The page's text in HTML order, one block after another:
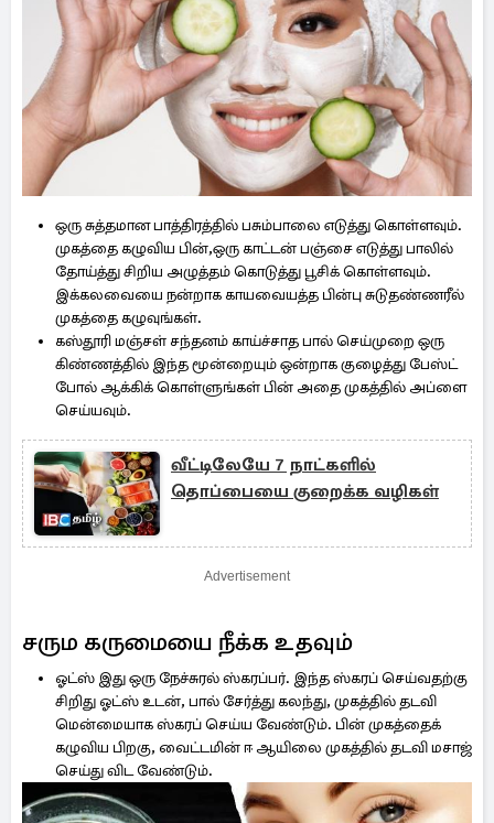
ஒரு சுத்தமான பாத்திரத்தில் பசும்பாலை எடுத்து கொள்ளவும்.
முகத்தை கழுவிய பின்,ஒரு காட்டன் பஞ்சை எடுத்து பாலில்
தோய்த்து சிறிய அழுத்தம் கொடுத்து பூசிக் கொள்ளவும்.
இக்கலவையை நன்றாக காயவையத்த பின்பு சுடுதண்ணரீல்
முகத்தை கழுவுங்கள்.
கஸ்தூரி மஞ்சள் சந்தனம் காய்ச்சாத பால் செய்முறை ஒரு
கிண்ணத்தில் இந்த மூன்றையும் ஒன்றாக குழைத்து பேஸ்ட்
போல் ஆக்கிக் கொள்ளுங்கள் பின் அதை முகத்தில் அப்ளை
செய்யவும்.
வீட்டிலேயே 7 நாட்களில்
தொப்பையை குறைக்க வழிகள்
Advertisement
சரும கருமையை நீக்க உதவும்
ஓட்ஸ் இது ஒரு நேச்சுரல் ஸ்கரப்பர். இந்த ஸ்கரப் செய்வதற்கு
சிறிது ஓட்ஸ் உடன், பால் சேர்த்து கலந்து, முகத்தில் தடவி
மென்மையாக ஸ்கரப் செய்ய வேண்டும். பின் முகத்தைக்
கழுவிய பிறகு, வைட்டமின் ஈ ஆயிலை முகத்தில் தடவி மசாஜ்
செய்து விட வேண்டும்.